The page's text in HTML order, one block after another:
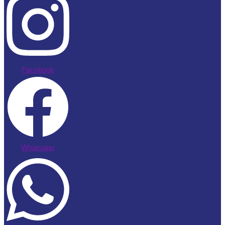
Facebook
Whatsapp